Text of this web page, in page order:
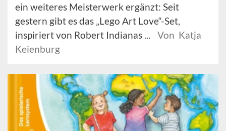
ein weiteres Meisterwerk ergänzt: Seit
gestern gibt es das „Lego Art Love“-Set,
inspiriert von Robert Indianas ...
Von Katja
Keienburg